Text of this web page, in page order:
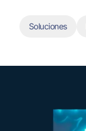
Soluciones